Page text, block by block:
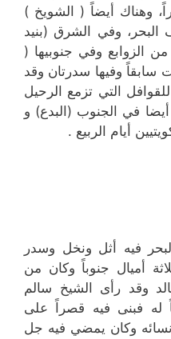
وهناك أيضاً ( الشويخ )
وفي الشرق (بنيد
الزوابع وفي جنوبيها (
سابقاً وفيها سدرتان وقد
التي تزمع الرحيل
أيضا في الجنوب (البدع) و
أيام الربيع .
فيه أثل ونخل وسدر
أميال جنوباً وكان من
وقد رأى الشيخ سالم
له فبنى فيه قصراً على
وكان يمضي فيه جل